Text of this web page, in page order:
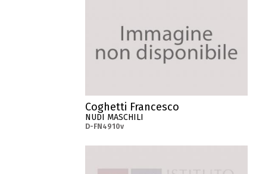
Coghetti Francesco
NUDI MASCHILI
D-FN4910v